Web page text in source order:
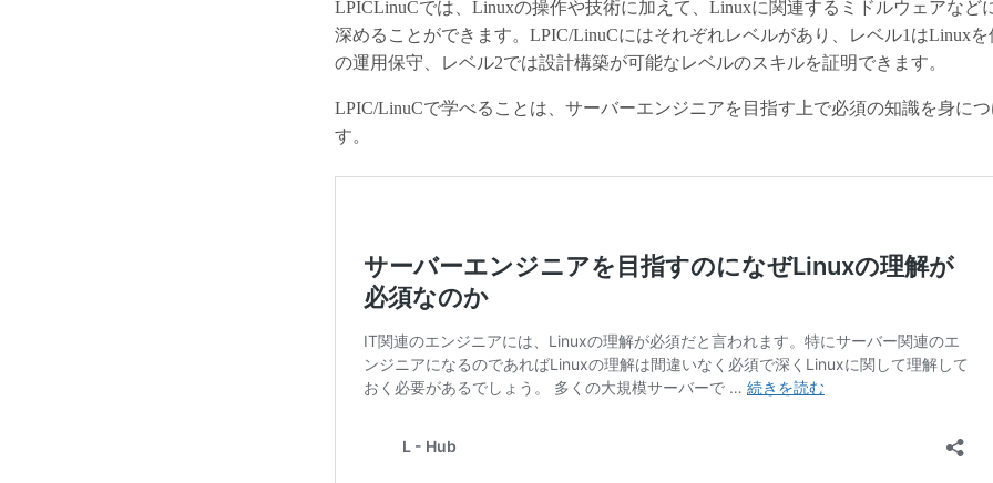
LPICLinuCでは、Linuxの操作や技術に加えて、Linuxに関連するミドルウェアなど
深めることができます。LPIC/LinuCにはそれぞれレベルがあり、レベル1はLinux
の運用保守、レベル2では設計構築が可能なレベルのスキルを証明できます。
LPIC/LinuCで学べることは、サーバーエンジニアを目指す上で必須の知識を身に
す。